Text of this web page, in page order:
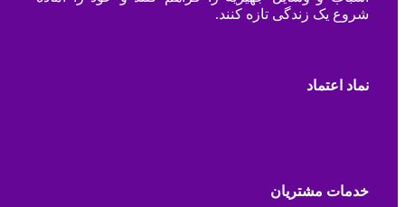
شروع یک زندگی تازه کنند.
نماد اعتماد
خدمات مشتریان